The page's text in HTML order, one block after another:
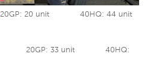
20GP: 20 unit 40HQ: 44 unit
20GP: 33 unit 40HQ: